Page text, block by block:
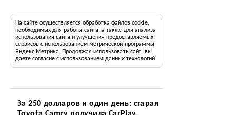
На сайте осуществляется обработка файлов cookie,
необходимых для работы сайта, а также для анализа
использования сайта и улучшения предоставляемых
сервисов с использованием метрической программы
Яндекс.Метрика. Продолжая использовать сайт, вы
даете согласие с использованием данных технологий.
За 250 долларов и один день: старая